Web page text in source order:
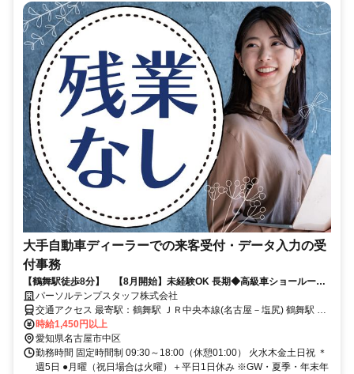
大手自動車ディーラーでの来客受付・データ入力の受
付事務
【鶴舞駅徒歩8分】 【8月開始】未経験OK 長期◆高級車ショールーム
で受付事務！
パーソルテンプスタッフ株式会社
交通アクセス 最寄駅：鶴舞駅 ＪＲ中央本線(名古屋－塩尻) 鶴舞駅 徒
歩8分 名古屋市営地下鉄名城線 矢場町駅 徒歩8分 ●JR中央本線 鶴舞
駅からも徒歩圏内！複数路線から通勤可能
時給1,450円以上
愛知県名古屋市中区
勤務時間 固定時間制 09:30～18:00（休憩01:00） 火水木金土日祝 ＊
週5日 ●月曜（祝日場合は火曜）＋平日1日休み ※GW・夏季・年末年